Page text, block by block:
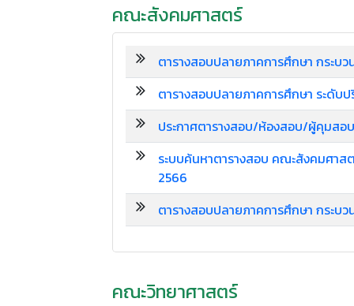
คณะสังคมศาสตร์
ตารางสอบปลายภาคการศึกษา กระบ
ตารางสอบปลายภาคการศึกษา ระดั
ประกาศตารางสอบ/ห้องสอบ/ผู้คุมสอบ
ระบบค้นหาตารางสอบ คณะสังคมศาส
2566
ตารางสอบปลายภาคการศึกษา กระ
คณะวิทยาศาสตร์